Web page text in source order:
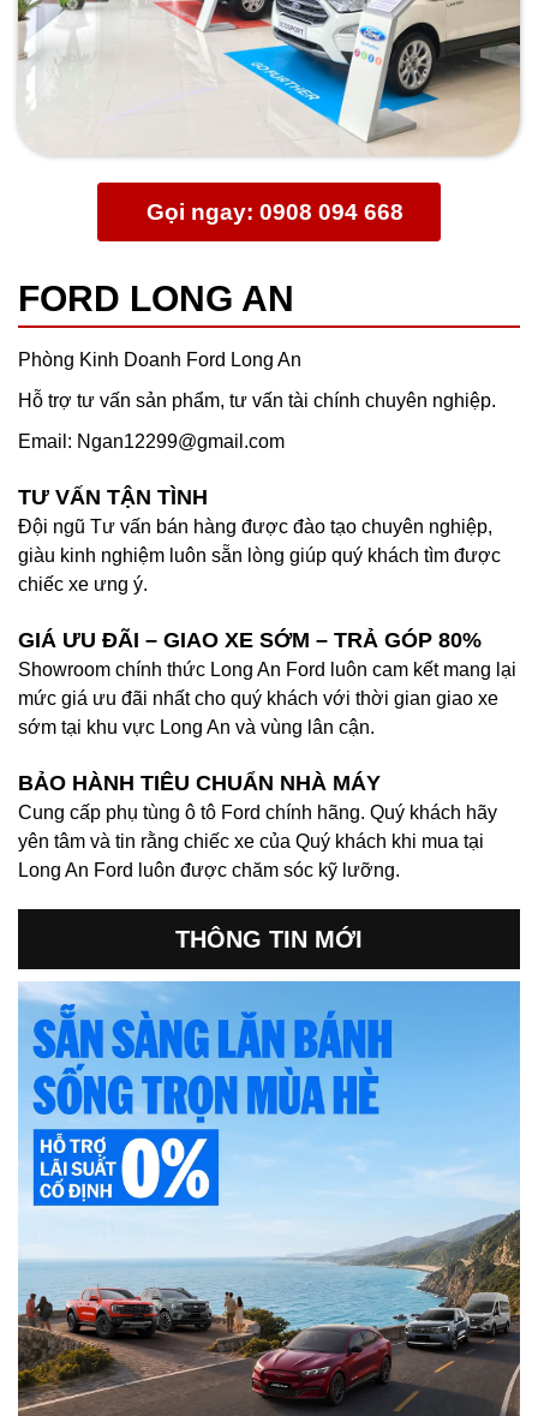
Gọi ngay: 0908 094 668
FORD LONG AN
Phòng Kinh Doanh Ford Long An
Hỗ trợ tư vấn sản phẩm, tư vấn tài chính chuyên nghiệp.
Email: Ngan12299@gmail.com
TƯ VẤN TẬN TÌNH
Đội ngũ Tư vấn bán hàng được đào tạo chuyên nghiệp,
giàu kinh nghiệm luôn sẵn lòng giúp quý khách tìm được
chiếc xe ưng ý.
GIÁ ƯU ĐÃI – GIAO XE SỚM – TRẢ GÓP 80%
Showroom chính thức Long An Ford luôn cam kết mang lại
mức giá ưu đãi nhất cho quý khách với thời gian giao xe
sớm tại khu vực Long An và vùng lân cận.
BẢO HÀNH TIÊU CHUẨN NHÀ MÁY
Cung cấp phụ tùng ô tô Ford chính hãng. Quý khách hãy
yên tâm và tin rằng chiếc xe của Quý khách khi mua tại
Long An Ford luôn được chăm sóc kỹ lưỡng.
THÔNG TIN MỚI